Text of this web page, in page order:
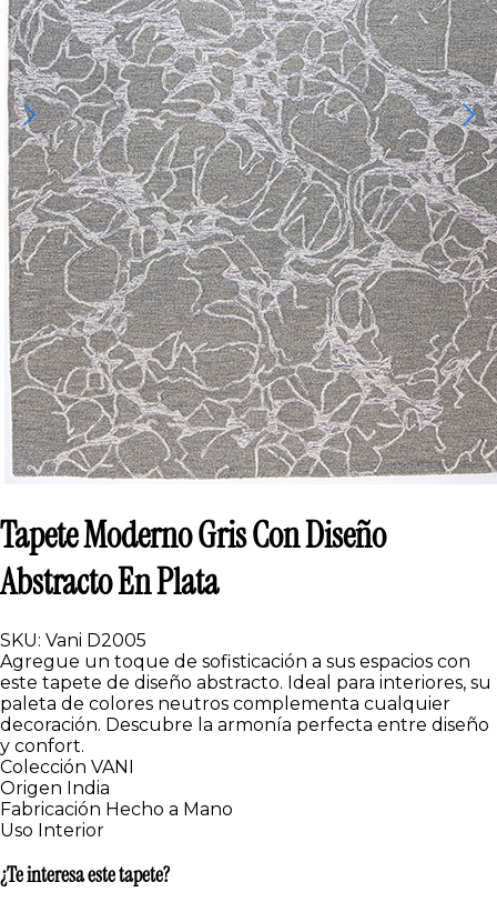
Tapete Moderno Gris Con Diseño
Abstracto En Plata
SKU: Vani D2005
Agregue un toque de sofisticación a sus espacios con
este tapete de diseño abstracto. Ideal para interiores, su
paleta de colores neutros complementa cualquier
decoración. Descubre la armonía perfecta entre diseño
y confort.
Colección VANI
Origen India
Fabricación Hecho a Mano
Uso Interior
¿Te interesa este tapete?